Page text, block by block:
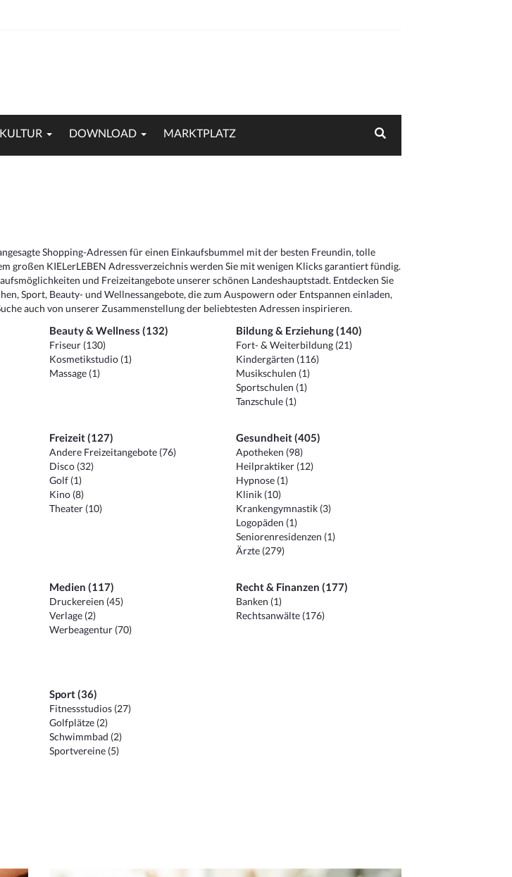
KULTUR DOWNLOAD MARKTPLATZ
Shopping-Adressen für einen Einkaufsbummel mit der besten Freundin, tolle
großen KIELerLEBEN Adressverzeichnis werden Sie mit wenigen Klicks garantiert fündig.
und Freizeitangebote unserer schönen Landeshauptstadt. Entdecken Sie
Sport, Beauty- und Wellnessangebote, die zum Auspowern oder Entspannen einladen,
auch von unserer Zusammenstellung der beliebtesten Adressen inspirieren.
Beauty & Wellness (132)
Friseur (130)
Kosmetikstudio (1)
Massage (1)
Bildung & Erziehung (140)
Fort- & Weiterbildung (21)
Kindergärten (116)
Musikschulen (1)
Sportschulen (1)
Tanzschule (1)
Freizeit (127)
Andere Freizeitangebote (76)
Disco (32)
Golf (1)
Kino (8)
Theater (10)
Gesundheit (405)
Apotheken (98)
Heilpraktiker (12)
Hypnose (1)
Klinik (10)
Krankengymnastik (3)
Logopäden (1)
Seniorenresidenzen (1)
Ärzte (279)
Medien (117)
Druckereien (45)
Verlage (2)
Werbeagentur (70)
Recht & Finanzen (177)
Banken (1)
Rechtsanwälte (176)
Sport (36)
Fitnessstudios (27)
Golfplätze (2)
Schwimmbad (2)
Sportvereine (5)